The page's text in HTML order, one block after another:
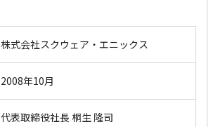
株式会社スクウェア・エニックス
2008年10月
代表取締役社長 桐生 隆司